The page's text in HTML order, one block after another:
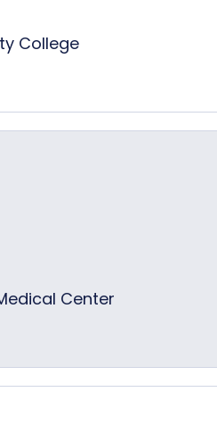
College
Center